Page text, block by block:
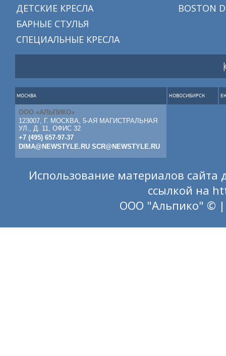
ДЕТСКИЕ КРЕСЛА
БАРНЫЕ СТУЛЬЯ
СПЕЦИАЛЬНЫЕ КРЕСЛА
BOSTON
МОСКВА
ООО «АЛЬПИКО»
123007, Г. МОСКВА, 5-АЯ МАГИСТРАЛЬНАЯ
УЛ., Д. 11, ОФИС 32
+7 (495) 657-97-37
DIMA@NEWSTYLE.RU SCR@NEWSTYLE.RU
НОВОСИБИРСК
Использование материалов сайта
ссылкой на
ООО "Альпико" © |